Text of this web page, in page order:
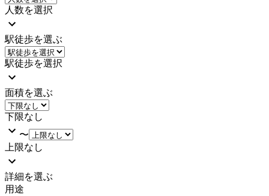
人数を選択
駅徒歩を選ぶ
駅徒歩を選択
面積を選ぶ
下限なし
〜
上限なし
詳細を選ぶ
用途